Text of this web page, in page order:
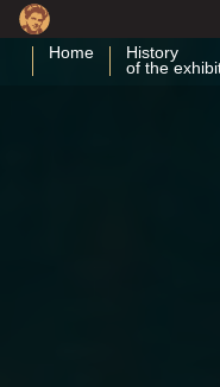
Home
History
of the